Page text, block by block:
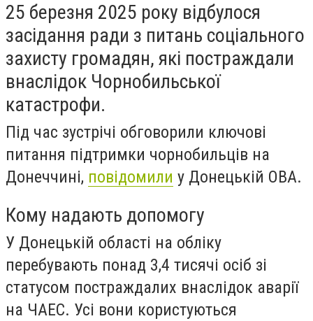
25 березня 2025 року відбулося
засідання ради з питань соціального
захисту громадян, які постраждали
внаслідок Чорнобильської
катастрофи.
Під час зустрічі обговорили ключові
питання підтримки чорнобильців на
Донеччині, повідомили у Донецькій ОВА.
Кому надають допомогу
У Донецькій області на обліку
перебувають понад 3,4 тисячі осіб зі
статусом постраждалих внаслідок аварії
на ЧАЕС. Усі вони користуються